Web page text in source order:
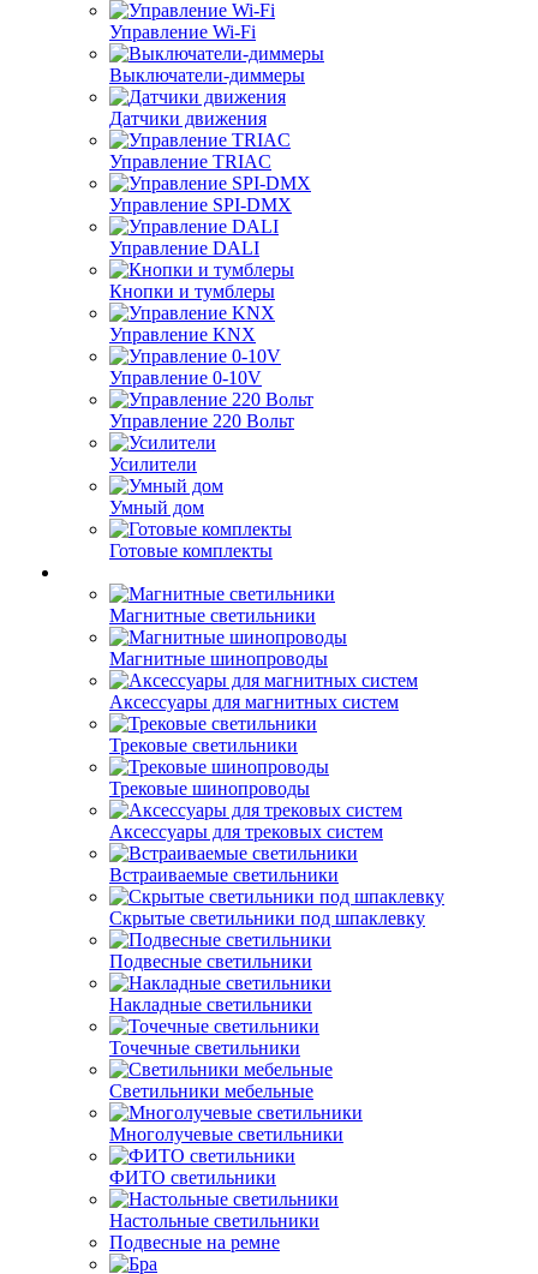
Управление Wi-Fi
Выключатели-диммеры
Датчики движения
Управление TRIAC
Управление SPI-DMX
Управление DALI
Кнопки и тумблеры
Управление KNX
Управление 0-10V
Управление 220 Вольт
Усилители
Умный дом
Готовые комплекты
Магнитные светильники
Магнитные шинопроводы
Аксессуары для магнитных систем
Трековые светильники
Трековые шинопроводы
Аксессуары для трековых систем
Встраиваемые светильники
Скрытые светильники под шпаклевку
Подвесные светильники
Накладные светильники
Точечные светильники
Светильники мебельные
Многолучевые светильники
ФИТО светильники
Настольные светильники
Подвесные на ремне